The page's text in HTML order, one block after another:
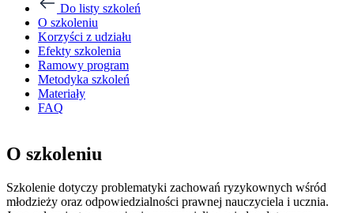
Do listy szkoleń
O szkoleniu
Korzyści z udziału
Efekty szkolenia
Ramowy program
Metodyka szkoleń
Materiały
FAQ
O szkoleniu
Szkolenie dotyczy problematyki zachowań ryzykownych wśród
młodzieży oraz odpowiedzialności prawnej nauczyciela i ucznia.